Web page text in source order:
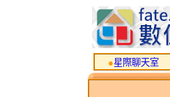
●星際聊天室